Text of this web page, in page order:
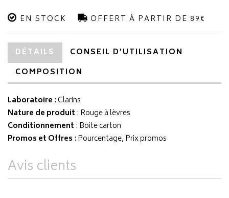
EN STOCK OFFERT À PARTIR DE 89€
DÉTAILS
CONSEIL D’UTILISATION
COMPOSITION
Laboratoire :Clarins
Nature de produit : Rouge à lèvres
Conditionnement : Boite carton
Promos et Offres : Pourcentage, Prix promos
Avis clients